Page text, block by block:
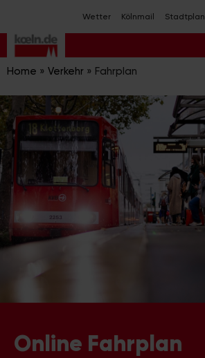
Inhalt
springen
Wetter Kölnmail Stadtplan
Home » Verkehr » Fahrplan
Online Fahrplan